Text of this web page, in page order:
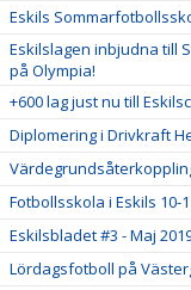
Eskils
Eskilslagen inbjudna till
på Olympia!
+600 lag just nu till
Diplomering i Drivkraft
Fotbollsskola i Eskils 10-
Eskilsbladet #3 - Maj
Lördagsfotboll på